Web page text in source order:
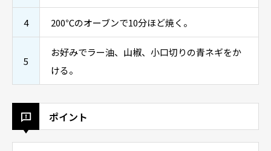
4 200℃のオーブンで10分ほど焼く。
5
お好みでラー油、山椒、小口切りの青ネギをか
ける。
ポイント